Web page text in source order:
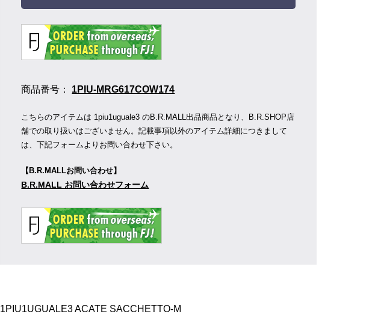
商品番号： 1PIU-MRG617COW174
こちらのアイテムは 1piu1uguale3 のB.R.MALL出品商品となり、B.R.SHOP店
舗での取り扱いはございません。記載事項以外のアイテム詳細につきまして
は、下記フォームよりお問い合わせ下さい。
【B.R.MALLお問い合わせ】
B.R.MALL お問い合わせフォーム
1PIU1UGUALE3 ACATE SACCHETTO-M